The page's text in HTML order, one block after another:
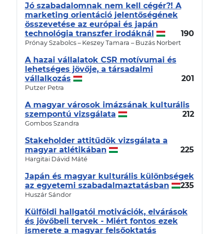
Jó szabadalomnak nem kell cégér?! A
marketing orientáció jelentőségének
összevetése az európai és japán
technológia transzfer irodáknál
190
Prónay Szabolcs – Keszey Tamara – Buzás Norbert
A hazai vállalatok CSR motívumai és
lehetséges jövője, a társadalmi
vállalkozás
201
Putzer Petra
A magyar városok imázsának kulturális
szempontú vizsgálata
212
Gombos Szandra
Stakeholder attitűdök vizsgálata a
magyar atlétikában
225
Hargitai Dávid Máté
Japán és magyar kulturális különbségek
az egyetemi szabadalmaztatásban
235
Huszár Sándor
Külföldi hallgatói motivációk, elvárások
és jövőbeli tervek - Miért fontos ezek
ismerete a magyar felsőoktatás